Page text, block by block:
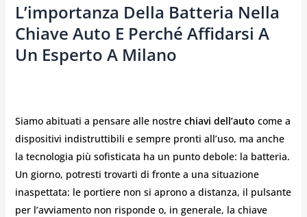
L’importanza Della Batteria Nella
Chiave Auto E Perché Affidarsi A
Un Esperto A Milano
Siamo abituati a pensare alle nostre chiavi dell’auto come a
dispositivi indistruttibili e sempre pronti all’uso, ma anche
la tecnologia più sofisticata ha un punto debole: la batteria.
Un giorno, potresti trovarti di fronte a una situazione
inaspettata: le portiere non si aprono a distanza, il pulsante
per l’avviamento non risponde o, in generale, la chiave